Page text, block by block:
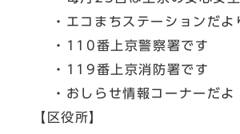
・エコまちステーションだよ
・110番上京警察署です
・119番上京消防署です
・おしらせ情報コーナーだよ
【区役所】